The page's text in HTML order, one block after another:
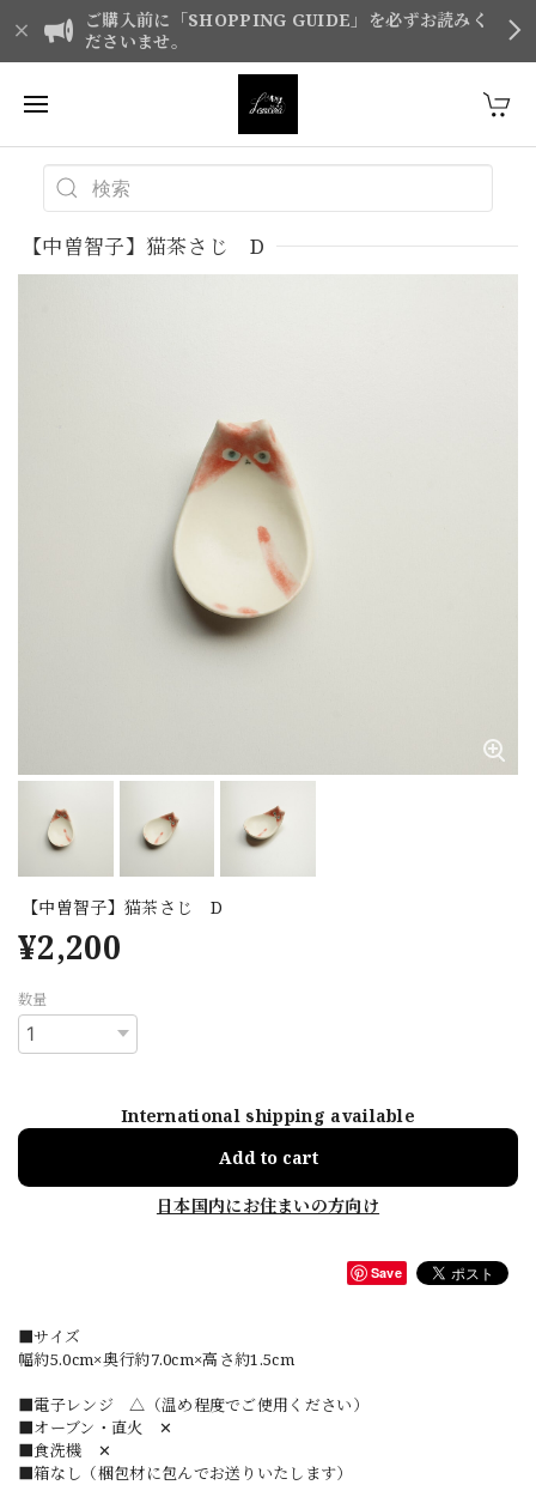
ご購入前に「SHOPPING GUIDE」を必ずお読みく
ださいませ。
【中曽智子】猫茶さじ D
【中曽智子】猫茶さじ D
¥2,200
数量
International shipping available
Add to cart
日本国内にお住まいの方向け
Save
■サイズ
幅約5.0cm×奥行約7.0cm×高さ約1.5cm
■電子レンジ △（温め程度でご使用ください）
■オーブン・直火 ✕
■食洗機 ✕
■箱なし（梱包材に包んでお送りいたします）